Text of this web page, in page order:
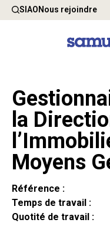
SIAONous rejoindre
la
Moyens
Référence :
Temps de travail :
Quotité de travail :